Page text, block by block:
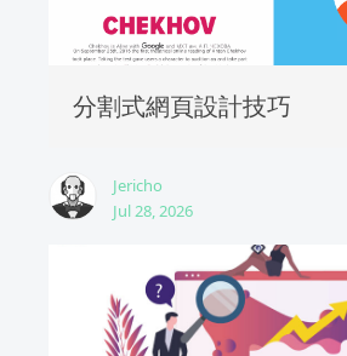
分割式網頁設計技巧
Jericho
Jul 28, 2026